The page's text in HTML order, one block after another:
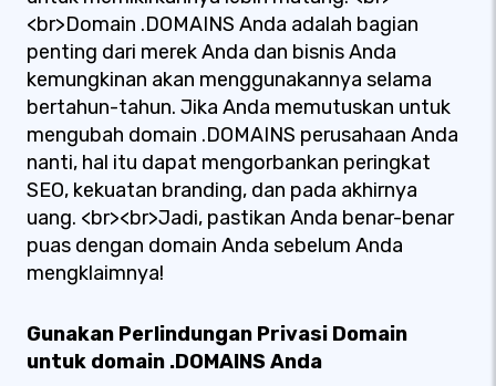
<br>Domain .DOMAINS Anda adalah bagian
penting dari merek Anda dan bisnis Anda
kemungkinan akan menggunakannya selama
bertahun-tahun. Jika Anda memutuskan untuk
mengubah domain .DOMAINS perusahaan Anda
nanti, hal itu dapat mengorbankan peringkat
SEO, kekuatan branding, dan pada akhirnya
uang. <br><br>Jadi, pastikan Anda benar-benar
puas dengan domain Anda sebelum Anda
mengklaimnya!
Gunakan Perlindungan Privasi Domain
untuk domain .DOMAINS Anda